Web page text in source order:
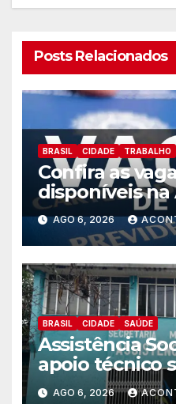
Posts Relacionados
BRASIL CIDADE TRABALHO
Confira as
disponíveis na
Trabalhador
AGO 6, 2026
BRASIL CIDADE SAÚDE
Assistência
apoio técnico
preparação e
AGO 6, 2026